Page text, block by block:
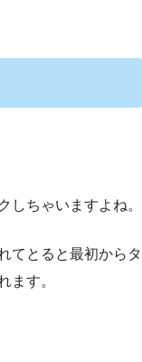
しちゃいますよね。
てとると最初からタ
ます。